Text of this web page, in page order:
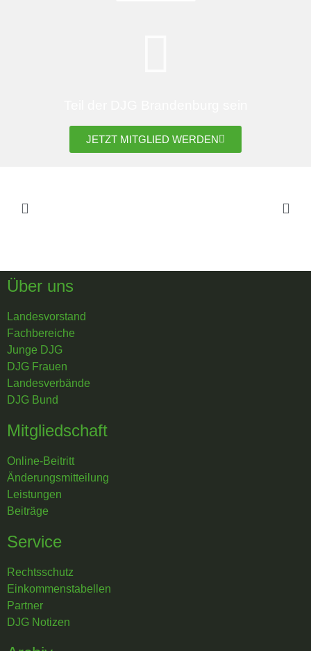
JETZT MITGLIED WERDEN
Über uns
Landesvorstand
Fachbereiche
Junge DJG
DJG Frauen
Landesverbände
DJG Bund
Mitgliedschaft
Online-Beitritt
Änderungsmitteilung
Leistungen
Beiträge
Service
Rechtsschutz
Einkommenstabellen
Partner
DJG Notizen